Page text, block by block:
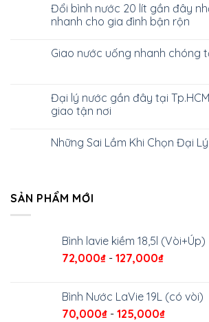
Đổi bình nước 20 lít gần đây
nhanh cho gia đình bận rộn
Giao nước uống nhanh chóng
Đại lý nước gần đây tại
giao tận nơi
Những Sai Lầm Khi Chọn Đại
SẢN PHẨM MỚI
Bình lavie kiềm 18,5l (Vòi+Úp)
72,000₫ - 127,000₫
Bình Nước LaVie 19L (có vòi)
70,000₫ - 125,000₫